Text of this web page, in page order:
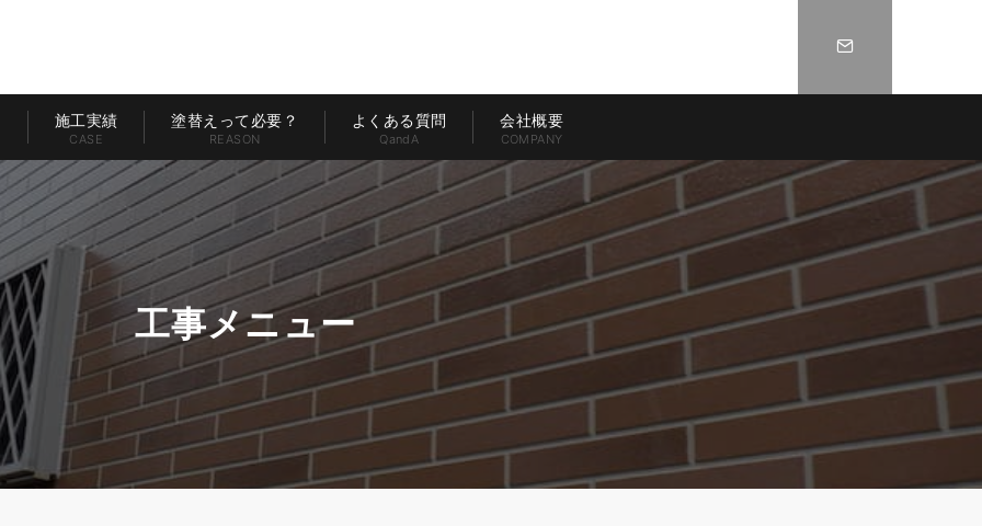
施工実績
CASE
塗替えって必要？
REASON
よくある質問
QandA
会社概要
COMPANY
工事メニュー